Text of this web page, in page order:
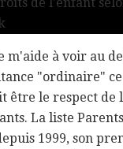
m'aide à voir au
"ordinaire" ce
être le respect de
La liste
1999, son